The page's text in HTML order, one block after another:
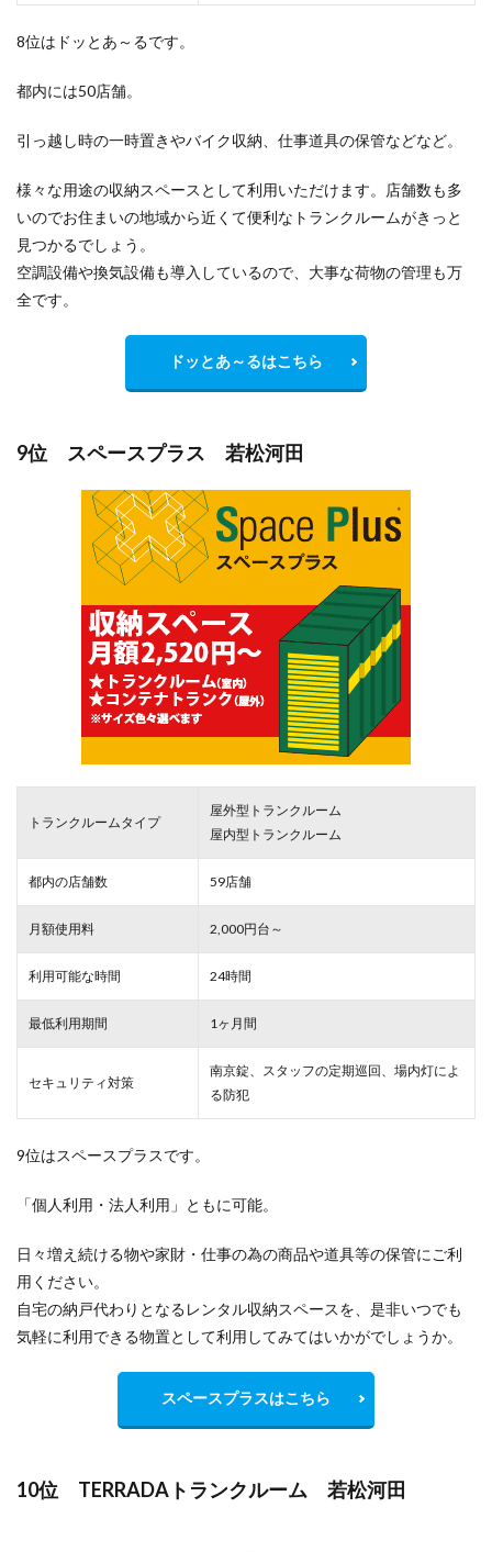
8位はドッとあ～るです。
都内には50店舗。
引っ越し時の一時置きやバイク収納、仕事道具の保管などなど。
様々な用途の収納スペースとして利用いただけます。店舗数も多
いのでお住まいの地域から近くて便利なトランクルームがきっと
見つかるでしょう。
空調設備や換気設備も導入しているので、大事な荷物の管理も万
全です。
ドッとあ～るはこちら
9位 スペースプラス 若松河田
トランクルームタイプ
屋外型トランクルーム
屋内型トランクルーム
都内の店舗数 59店舗
月額使用料 2,000円台～
利用可能な時間 24時間
最低利用期間 1ヶ月間
セキュリティ対策
南京錠、スタッフの定期巡回、場内灯によ
る防犯
9位はスペースプラスです。
「個人利用・法人利用」ともに可能。
日々増え続ける物や家財・仕事の為の商品や道具等の保管にご利
用ください。
自宅の納戸代わりとなるレンタル収納スペースを、是非いつでも
気軽に利用できる物置として利用してみてはいかがでしょうか。
スペースプラスはこちら
10位 TERRADAトランクルーム 若松河田